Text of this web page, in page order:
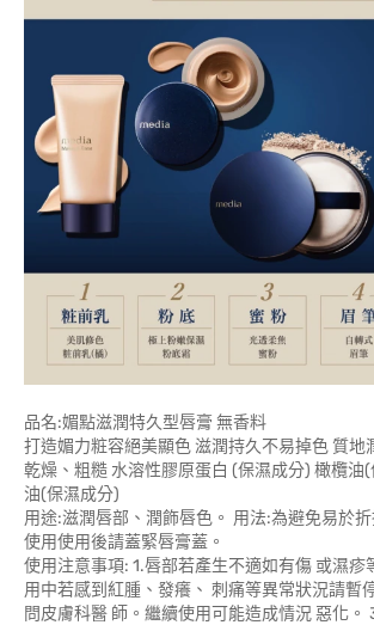
品名:媚點滋潤特久型唇膏 無香料
打造媚力粧容絕美顯色 滋潤持久不易掉色 質地
乾燥、粗糙 水溶性膠原蛋白 (保濕成分) 橄欖油
油(保濕成分)
用途:滋潤唇部、潤飾唇色。 用法:為避免易於
使用使用後請蓋緊唇膏蓋。
使用注意事項: 1.唇部若產生不適如有傷 或濕疹
用中若感到紅腫、發癢、 刺痛等異常狀況請暫
問皮膚科醫 師。繼續使用可能造成情況 惡化。